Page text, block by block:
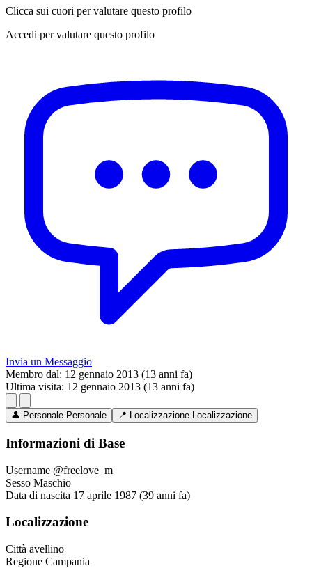
Clicca sui cuori per valutare questo profilo
Accedi per valutare questo profilo
Invia un Messaggio
Membro dal: 12 gennaio 2013 (13 anni fa)
Ultima visita: 12 gennaio 2013 (13 anni fa)
👤 Personale Personale 📍 Localizzazione Localizzazione
Informazioni di Base
Username @freelove_m
Sesso Maschio
Data di nascita 17 aprile 1987 (39 anni fa)
Localizzazione
Città avellino
Regione Campania